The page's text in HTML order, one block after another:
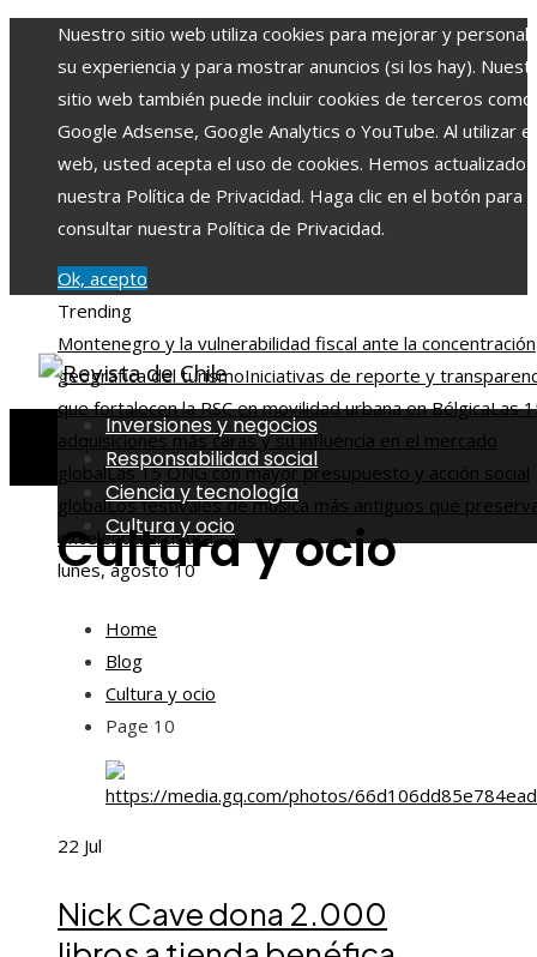
Nuestro sitio web utiliza cookies para mejorar y
su experiencia y para mostrar anuncios (si los hay).
sitio web también puede incluir cookies de terceros como
Google Adsense, Google Analytics o YouTube. Al utilizar
web, usted acepta el uso de cookies. Hemos actualizado
nuestra Política de Privacidad. Haga clic en el botón para
consultar nuestra Política de Privacidad.
Ok, acepto
Trending
Montenegro y la vulnerabilidad fiscal ante la concentración
geográfica del turismoIniciativas de reporte y
que fortalecen la RSC en movilidad urbana en BélgicaLas
adquisiciones más caras y su influencia en el mercado
globalLas 15 ONG con mayor presupuesto y acción social
globalLos festivales de música más antiguos que
excelencia artística
lunes, agosto 10
Inversiones y negocios
Responsabilidad social
Ciencia y tecnología
Cultura y ocio
Cultura y ocio
Home
Blog
Cultura y ocio
Page 10
22 Jul
Nick Cave dona 2.000